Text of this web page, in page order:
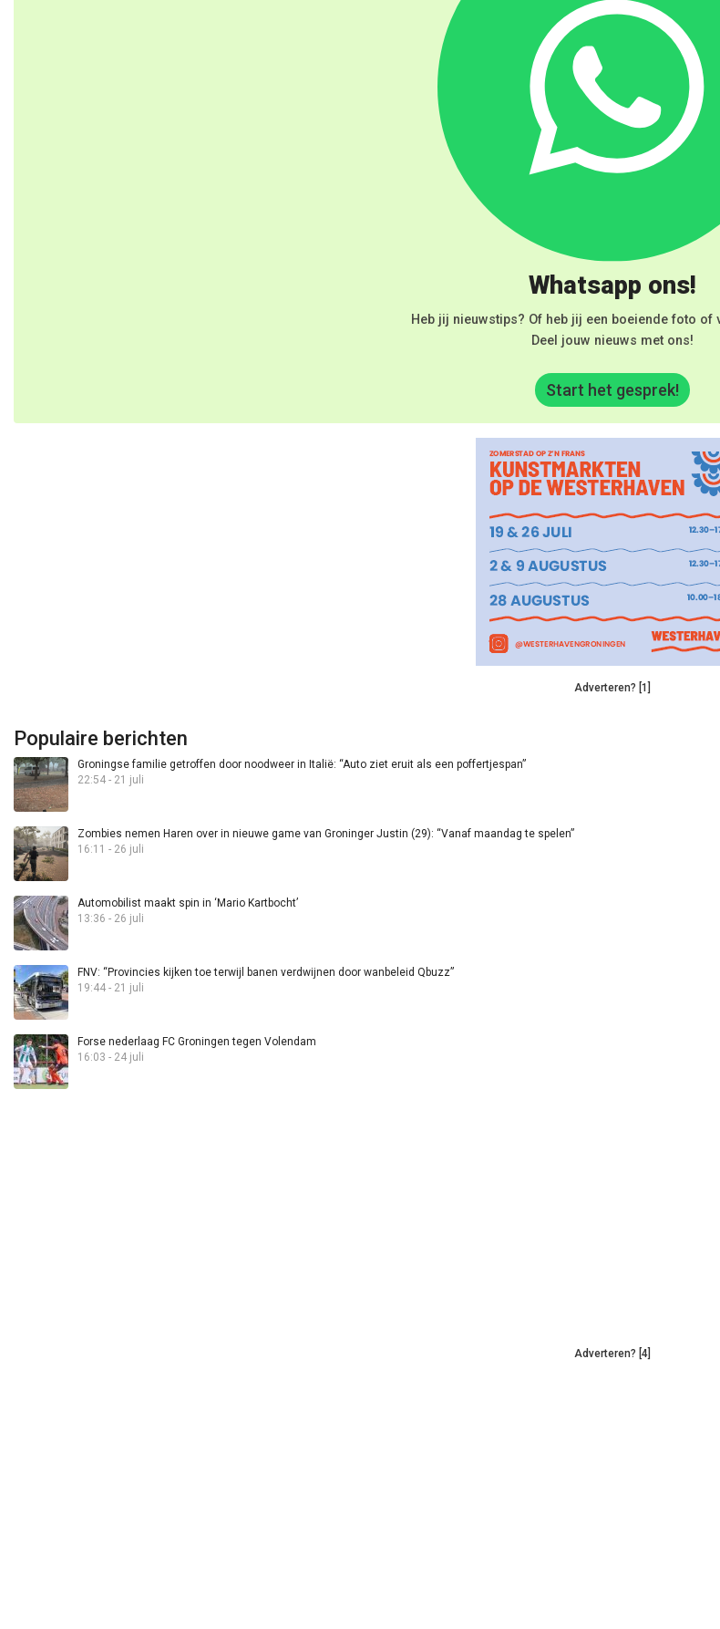
Whatsapp ons!
Heb jij nieuwstips? Of heb jij een boeiende foto of
Deel jouw nieuws met ons!
Start het gesprek!
Adverteren? [1]
Populaire berichten
Groningse familie getroffen door noodweer in Italië: “Auto ziet eruit als een poffertjespan”
22:54 - 21 juli
Zombies nemen Haren over in nieuwe game van Groninger Justin (29): “Vanaf maandag te spelen”
16:11 - 26 juli
Automobilist maakt spin in ‘Mario Kartbocht’
13:36 - 26 juli
FNV: “Provincies kijken toe terwijl banen verdwijnen door wanbeleid Qbuzz”
19:44 - 21 juli
Forse nederlaag FC Groningen tegen Volendam
16:03 - 24 juli
Adverteren? [4]